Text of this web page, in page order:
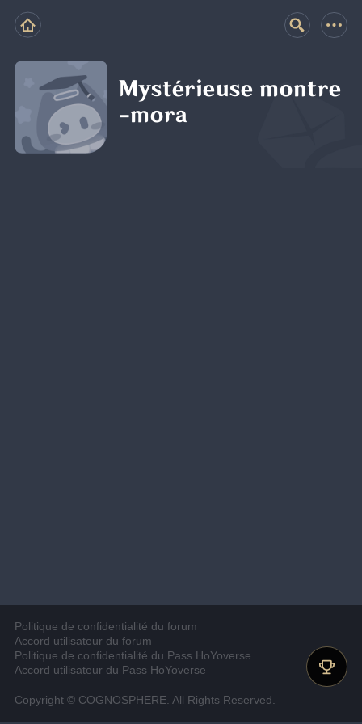
Mystérieuse montre
-mora
Politique de confidentialité du forum
Accord utilisateur du forum
Politique de confidentialité du Pass HoYoverse
Accord utilisateur du Pass HoYoverse
Copyright © COGNOSPHERE. All Rights Reserved.